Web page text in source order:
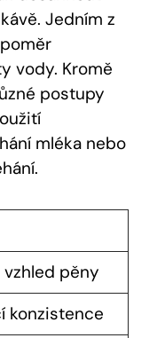
Jedním z
vody. Kromě
postupy
mléka nebo
pěny
konzistence